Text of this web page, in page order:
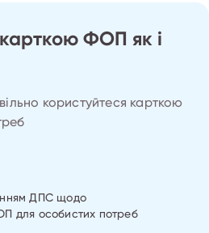
ФОП як і
користуйтеся карткою
ДПС щодо
для особистих потреб